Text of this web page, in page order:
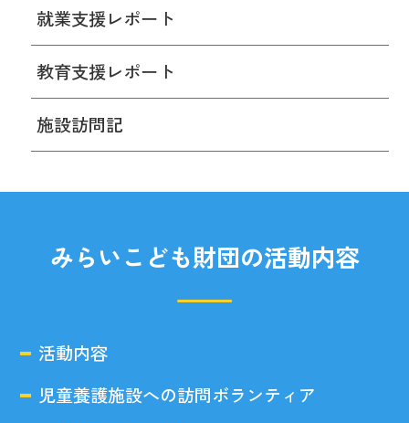
就業支援レポート
教育支援レポート
施設訪問記
みらいこども財団の活動内容
活動内容
児童養護施設への訪問ボランティア